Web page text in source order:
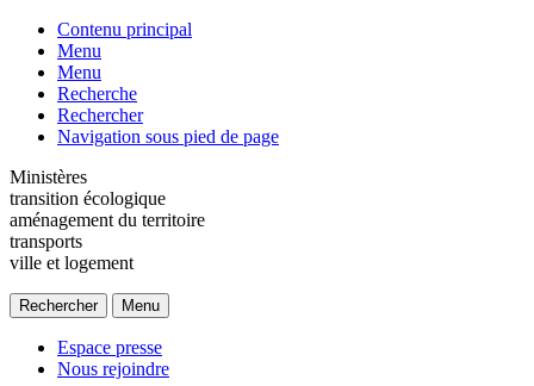
Contenu principal
Menu
Menu
Recherche
Rechercher
Navigation sous pied de page
Ministères
transition écologique
aménagement du territoire
transports
ville et logement
Rechercher Menu
Espace presse
Nous rejoindre